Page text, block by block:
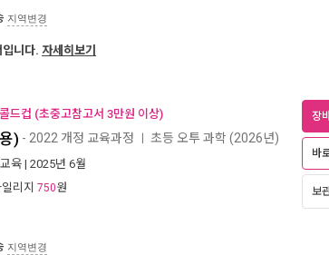
지역변경
니다. 자세히보기
드컵 (초중고참고서 3만원 이상)
) - 2022 개정 교육과정 초등 오투 과학 (2026년)
육 | 2025년 6월
리지 750원
지역변경
장
바
보